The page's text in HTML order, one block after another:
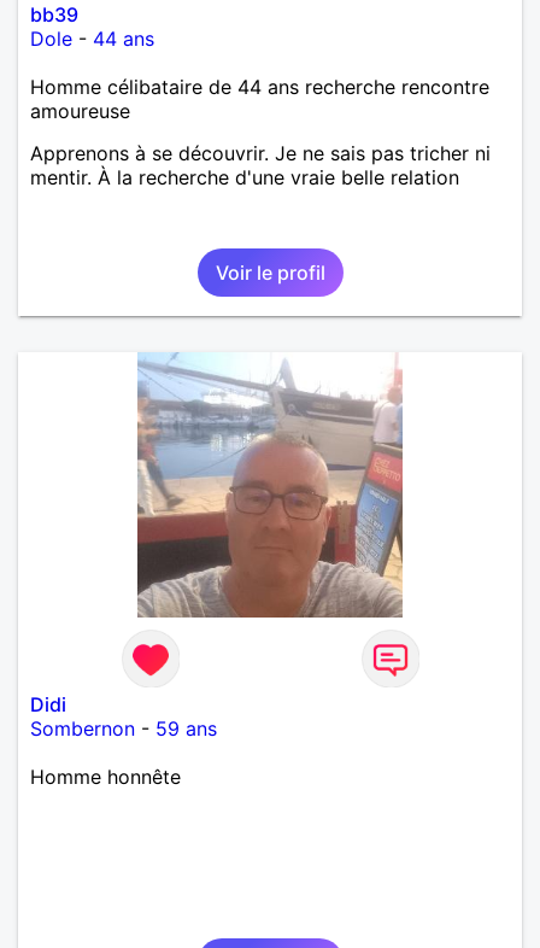
bb39
Dole - 44 ans
Homme célibataire de 44 ans recherche rencontre
amoureuse
Apprenons à se découvrir. Je ne sais pas tricher ni
mentir. À la recherche d'une vraie belle relation
Voir le profil
Didi
Sombernon - 59 ans
Homme honnête